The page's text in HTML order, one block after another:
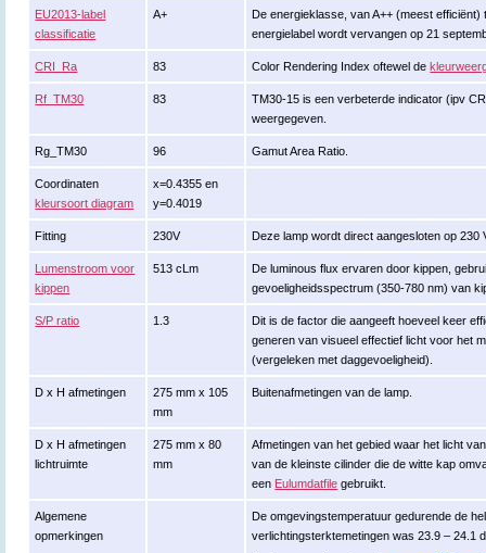
EU2013-label
classificatie
A+
De energieklasse, van A++ (meest
energielabel wordt vervangen op 21
CRI_Ra 83 Color Rendering Index oftewel de
Rf_TM30 83
TM30-15 is een verbeterde indicator (ipv
weergegeven.
Rg_TM30 96 Gamut Area Ratio.
Coordinaten
kleursoort diagram
x=0.4355 en
y=0.4019
Fitting 230V Deze lamp wordt direct aangesloten op 230
Lumenstroom voor
kippen
513 cLm
De luminous flux ervaren door kippen,
gevoeligheidsspectrum (350-780 nm) van
S/P ratio 1.3
Dit is de factor die aangeeft hoeveel keer
generen van visueel effectief licht voor het
(vergeleken met daggevoeligheid).
D x H afmetingen
275 mm x 105
mm
Buitenafmetingen van de lamp.
D x H afmetingen
lichtruimte
275 mm x 80
mm
Afmetingen van het gebied waar het licht
van de kleinste cilinder die de witte kap
een Eulumdatfile gebruikt.
Algemene
opmerkingen
De omgevingstemperatuur gedurende de
verlichtingsterktemetingen was 23.9 – 24.1